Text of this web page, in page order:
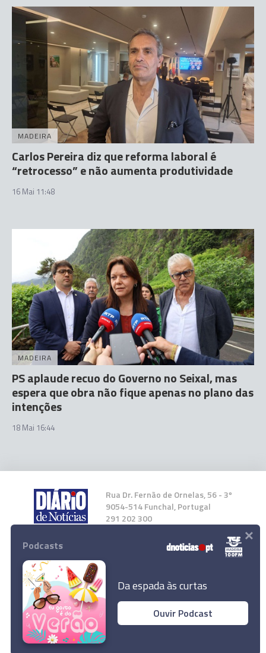
MADEIRA
Carlos Pereira diz que reforma laboral é
“retrocesso” e não aumenta produtividade
16 Mai 11:48
MADEIRA
PS aplaude recuo do Governo no Seixal, mas
espera que obra não fique apenas no plano das
intenções
18 Mai 16:44
Rua Dr. Fernão de Ornelas, 56 - 3º
9054-514 Funchal, Portugal
291 202 300
Instale a nossa App
© 2026 Empresa Diário de Notícias, Lda.
Todos os direitos reservados.
Podcasts
Da espada às curtas
Ouvir Podcast
×